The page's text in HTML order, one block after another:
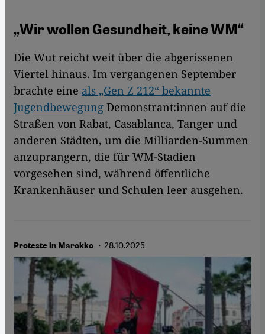
„Wir wollen Gesundheit, keine WM“
Die Wut reicht weit über die abgerissenen
Viertel hinaus. Im vergangenen September
brachte eine als „Gen Z 212“ bekannte
Jugendbewegung Demonstrant:innen auf die
Straßen von Rabat, Casablanca, Tanger und
anderen Städten, um die Milliarden-Summen
anzuprangern, die für WM-Stadien
vorgesehen sind, während öffentliche
Krankenhäuser und Schulen leer ausgehen.
Proteste in Marokko · 28.10.2025